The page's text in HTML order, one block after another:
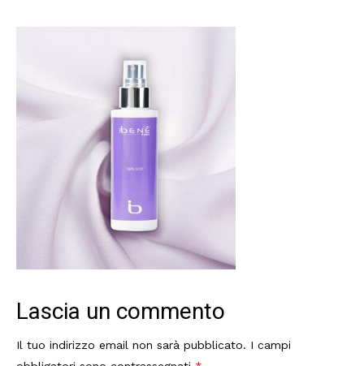
Lascia un commento
Il tuo indirizzo email non sarà pubblicato. I campi